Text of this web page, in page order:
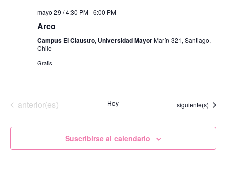
mayo 29 / 4:30 PM-6:00 PM
Arco
Campus El Claustro, Universidad MayorMarín 321, Santiago,
Chile
Gratis
Eventos
anterior(es) Hoy Eventos
siguiente(s)
Suscribirse al calendario